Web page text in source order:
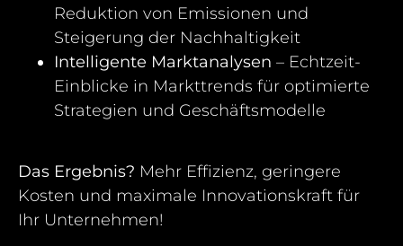
Reduktion von Emissionen und
Steigerung der Nachhaltigkeit
Intelligente Marktanalysen – Echtzeit-
Einblicke in Markttrends für optimierte
Strategien und Geschäftsmodelle
Das Ergebnis? Mehr Effizienz, geringere
Kosten und maximale Innovationskraft für
Ihr Unternehmen!